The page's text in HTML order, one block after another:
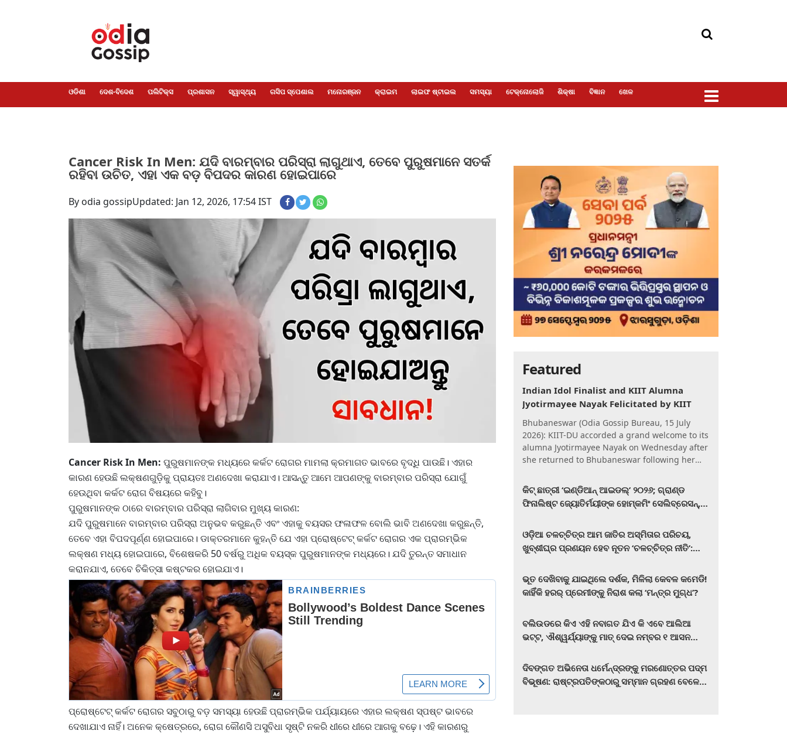
ଓଡିଶା ଦେଶ-ବିଦେଶ ପଲିଟିକ୍ସ ପ୍ରଶାସନ ସ୍ୱାସ୍ଥ୍ୟ ଗସିପ ସ୍ପେଶାଲ ମନୋରଞ୍ଜନ କ୍ରାଇମ ଲାଇଫ ଷ୍ଟାଇଲ ସମସ୍ୟା ଟେକ୍ନୋଲୋଜି ଶିକ୍ଷା ବିଜ୍ଞାନ ଖେଳ
Cancer Risk In Men: ଯଦି ବାରମ୍ବାର ପରିସ୍ରା ଲାଗୁଥାଏ, ତେବେ ପୁରୁଷମାନେ ସତର୍କ
ରହିବା ଉଚିତ, ଏହା ଏକ ବଡ଼ ବିପଦର କାରଣ ହୋଇପାରେ
By odia gossipUpdated: Jan 12, 2026, 17:54 IST
Cancer Risk In Men: ପୁରୁଷମାନଙ୍କ ମଧ୍ୟରେ କର୍କଟ ରୋଗର ମାମଲା କ୍ରମାଗତ ଭାବରେ ବୃଦ୍ଧି ପାଉଛି। ଏହାର
କାରଣ ହେଉଛି ଲକ୍ଷଣଗୁଡ଼ିକୁ ପ୍ରାୟତଃ ଅଣଦେଖା କରାଯାଏ। ଆସନ୍ତୁ ଆମେ ଆପଣଙ୍କୁ ବାରମ୍ବାର ପରିସ୍ରା ଯୋଗୁଁ
ହେଉଥିବା କର୍କଟ ରୋଗ ବିଷୟରେ କହିବୁ।
ପୁରୁଷମାନଙ୍କ ଠାରେ ବାରମ୍ବାର ପରିସ୍ରା ଲାଗିବାର ମୁଖ୍ୟ କାରଣ:
ଯଦି ପୁରୁଷମାନେ ବାରମ୍ବାର ପରିସ୍ରା ଅନୁଭବ କରୁଛନ୍ତି ଏବଂ ଏହାକୁ ବୟସର ଫଳାଫଳ ବୋଲି ଭାବି ଅଣଦେଖା କରୁଛନ୍ତି,
ତେବେ ଏହା ବିପଦପୂର୍ଣ୍ଣ ହୋଇପାରେ। ଡାକ୍ତରମାନେ କୁହନ୍ତି ଯେ ଏହା ପ୍ରୋଷ୍ଟେଟ୍ କର୍କଟ ରୋଗର ଏକ ପ୍ରାରମ୍ଭିକ
ଲକ୍ଷଣ ମଧ୍ୟ ହୋଇପାରେ, ବିଶେଷକରି 50 ବର୍ଷରୁ ଅଧିକ ବୟସ୍କ ପୁରୁଷମାନଙ୍କ ମଧ୍ୟରେ। ଯଦି ତୁରନ୍ତ ସମାଧାନ
କରାନଯାଏ, ତେବେ ଚିକିତ୍ସା କଷ୍ଟକର ହୋଇଯାଏ।
ପ୍ରୋଷ୍ଟେଟ୍ କର୍କଟ ରୋଗର ସବୁଠାରୁ ବଡ଼ ସମସ୍ୟା ହେଉଛି ପ୍ରାରମ୍ଭିକ ପର୍ଯ୍ୟାୟରେ ଏହାର ଲକ୍ଷଣ ସ୍ପଷ୍ଟ ଭାବରେ
ଦେଖାଯାଏ ନାହିଁ। ଅନେକ କ୍ଷେତ୍ରରେ, ରୋଗ କୌଣସି ଅସୁବିଧା ସୃଷ୍ଟି ନକରି ଧୀରେ ଧୀରେ ଆଗକୁ ବଢ଼େ। ଏହି କାରଣରୁ
Featured
Indian Idol Finalist and KIIT Alumna
Jyotirmayee Nayak Felicitated by KIIT
Bhubaneswar (Odia Gossip Bureau, 15 July
2026): KIIT-DU accorded a grand welcome to its
alumna Jyotirmayee Nayak on Wednesday after
she returned to Bhubaneswar following her
କିଟ୍‍ ଛାତ୍ରୀ ‘ଇଣ୍ଡିଆନ୍ ଆଇଡଲ୍‌’ ୨୦୨୬; ଗ୍ରାଣ୍ଡ
ଫିନାଲିଷ୍ଟ ଜ୍ୟୋତିର୍ମୟୀଙ୍କ ହୋମ୍‍କମିଂ ସେଲିବ୍ରେସନ୍‍,
ଓଡ଼ିଆ ଚଳଚ୍ଚିତ୍ର ଆମ ଜାତିର ଅସ୍ମିତାର ପରିଚୟ,
ଖୁବ୍‌ଶୀଘ୍ର ପ୍ରଣୟନ ହେବ ନୂତନ ‘ଚଳଚ୍ଚିତ୍ର ନୀତି’:
ଭୂତ ଦେଖିବାକୁ ଯାଇଥିଲେ ଦର୍ଶକ, ମିଳିଲା କେବଳ କମେଡି!
କାହିଁକି ହରର୍‌ ପ୍ରେମୀଙ୍କୁ ନିରାଶ କଲା ‘ମନ୍ତ୍ର ମୁଗ୍ଧ’?
ବଲିଉଡରେ କିଏ ଏହି ନବାଗତ ଯିଏ କି ଏବେ ଆଲିଆ
ଭଟ୍ଟ, ଐଶ୍ୱର୍ଯ୍ୟାଙ୍କୁ ମାତ୍‌ ଦେଇ ନମ୍ବର ୧ ଆସନ
ଦିବଙ୍ଗତ ଅଭିନେତା ଧର୍ମେନ୍ଦ୍ରଙ୍କୁ ମରଣୋତ୍ତର ପଦ୍ମ
ବିଭୂଷଣ: ରାଷ୍ଟ୍ରପତିଙ୍କଠାରୁ ସମ୍ମାନ ଗ୍ରହଣ ବେଳେ